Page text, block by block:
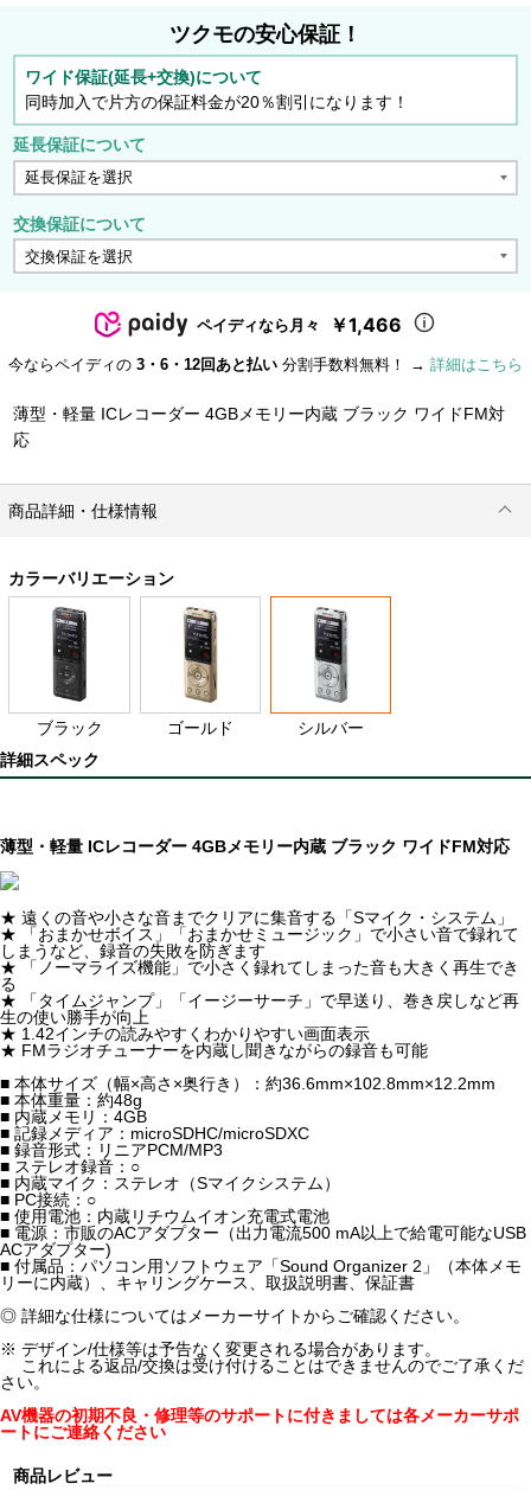
ツクモの安心保証！
ワイド保証(延長+交換)について
同時加入で片方の保証料金が20％割引になります！
延長保証について
交換保証について
ペイディなら月々 ￥1,466
今ならペイディの 3・6・12回あと払い 分割手数料無料！ → 詳細はこちら
薄型・軽量 ICレコーダー 4GBメモリー内蔵 ブラック ワイドFM対
応
商品詳細・仕様情報
カラーバリエーション
ブラック ゴールド
シルバー
詳細スペック
薄型・軽量 ICレコーダー 4GBメモリー内蔵 ブラック ワイドFM対応
★ 遠くの音や小さな音までクリアに集音する「Sマイク・システム」
★ 「おまかせボイス」「おまかせミュージック」で小さい音で録れて
しまうなど、録音の失敗を防ぎます
★ 「ノーマライズ機能」で小さく録れてしまった音も大きく再生でき
る
★ 「タイムジャンプ」「イージーサーチ」で早送り、巻き戻しなど再
生の使い勝手が向上
★ 1.42インチの読みやすくわかりやすい画面表示
★ FMラジオチューナーを内蔵し聞きながらの録音も可能
■ 本体サイズ（幅×高さ×奥行き）：約36.6mm×102.8mm×12.2mm
■ 本体重量：約48g
■ 内蔵メモリ：4GB
■ 記録メディア：microSDHC/microSDXC
■ 録音形式：リニアPCM/MP3
■ ステレオ録音：○
■ 内蔵マイク：ステレオ（Sマイクシステム）
■ PC接続：○
■ 使用電池：内蔵リチウムイオン充電式電池
■ 電源：市販のACアダプター（出力電流500 mA以上で給電可能なUSB
ACアダプター)
■ 付属品：パソコン用ソフトウェア「Sound Organizer 2」（本体メモ
リーに内蔵）、キャリングケース、取扱説明書、保証書
◎ 詳細な仕様についてはメーカーサイトからご確認ください。
※ デザイン/仕様等は予告なく変更される場合があります。
これによる返品/交換は受け付けることはできませんのでご了承くだ
さい。
AV機器の初期不良・修理等のサポートに付きましては各メーカーサポ
ートにご連絡ください
商品レビュー